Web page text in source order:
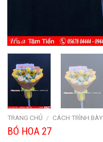
TRANG CHỦ / CÁCH TRÌNH BÀY
BÓ HOA 27